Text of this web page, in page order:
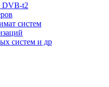
DVB-t2
систем
систем и др